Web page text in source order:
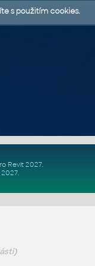
Revit 2027.
.
s použitím cookies.